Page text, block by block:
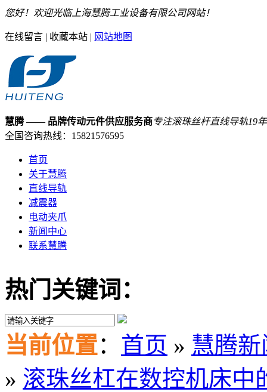
您好！欢迎光临上海慧腾工业设备有限公司网站！
在线留言 | 收藏本站 | 网站地图
慧腾—— 品牌传动元件供应服务商专注滚珠丝杆直线导轨19年
全国咨询热线： 15821576595
首页
关于慧腾
直线导轨
减震器
电动夹爪
新闻中心
联系慧腾
热门关键词：
当前位置： 首页 » 慧腾
» 滚珠丝杠在数控机床中